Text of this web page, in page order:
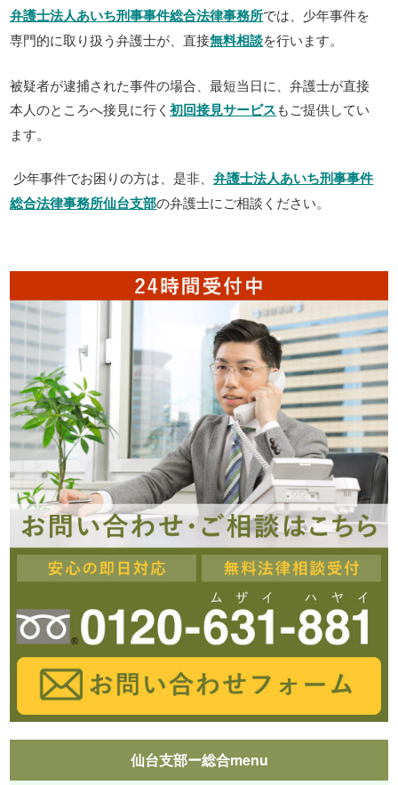
弁護士法人あいち刑事事件総合法律事務所では、少年事件を
専門的に取り扱う弁護士が、直接無料相談を行います。
被疑者が逮捕された事件の場合、最短当日に、弁護士が直接
本人のところへ接見に行く初回接見サービスもご提供してい
ます。
少年事件でお困りの方は、是非、弁護士法人あいち刑事事件
総合法律事務所仙台支部の弁護士にご相談ください。
仙台支部ー総合menu